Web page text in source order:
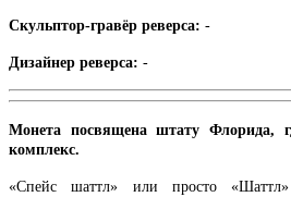
Скульптор-гравёр реверса: -
Дизайнер реверса: -
Монета посвящена штату Флорида,
комплекс.
«Спейс шаттл» или просто